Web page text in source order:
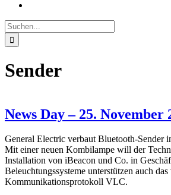
Suche
nach:
Sender
News Day – 25. November
General Electric verbaut Bluetooth-Sender
Mit einer neuen Kombilampe will der
Installation von iBeacon und Co. in
Beleuchtungssysteme unterstützen auch
Kommunikationsprotokoll VLC.